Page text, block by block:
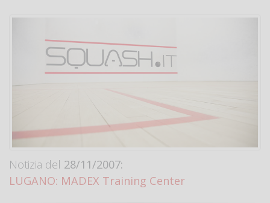
Notizia del 28/11/2007:
LUGANO: MADEX Training Center